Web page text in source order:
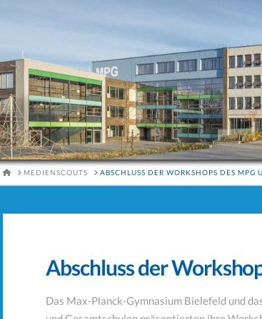
HOMEMEDIENSCOUTS ABSCHLUSS DER WORKSHOPS DES MPG
Abschluss der
Das Max-Planck-Gymnasium Bielefeld und